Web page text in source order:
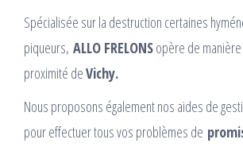
Spécialisée sur la destruction certaines
piqueurs, ALLO FRELONSopère de
proximité deVichy.
Nous proposons également nos aides de
pour effectuer tous vos problèmes de